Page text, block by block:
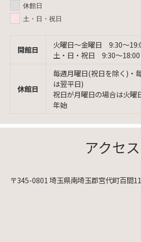
休館日
土・日・祝日
開館日
火曜日〜金曜日 9:30〜
土・日・祝日 9:30〜18:00
休館日
毎週月曜日(祝日を除く)・
は翌平日)
祝日が月曜日の場合は火曜
年始
アクセス
〒345-0801 埼玉県南埼玉郡宮代町百間